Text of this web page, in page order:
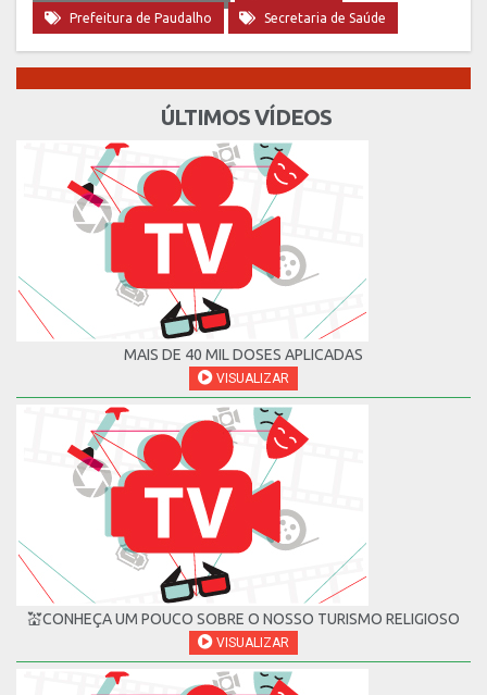
Prefeitura de Paudalho
Secretaria de Saúde
ÚLTIMOS VÍDEOS
MAIS DE 40 MIL DOSES APLICADAS
VISUALIZAR
💒CONHEÇA UM POUCO SOBRE O NOSSO TURISMO RELIGIOSO
VISUALIZAR